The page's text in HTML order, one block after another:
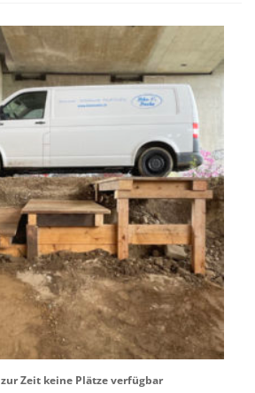
zur Zeit keine Plätze verfügbar